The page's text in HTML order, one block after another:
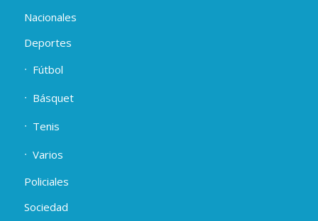
Nacionales
Deportes
Fútbol
Básquet
Tenis
Varios
Policiales
Sociedad